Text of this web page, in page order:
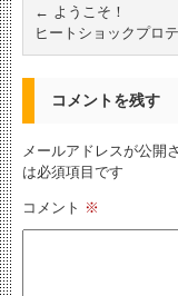
← ようこそ！
ヒートショックプロ
コメントを残す
メールアドレスが公開
は必須項目です
コメント ※